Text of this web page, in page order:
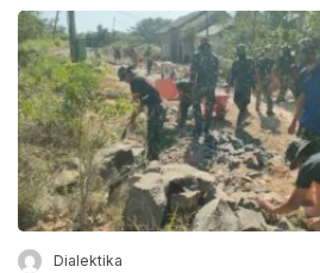
Dialektika